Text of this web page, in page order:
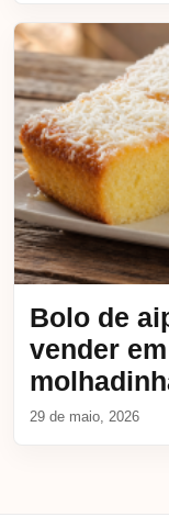
Bolo de
vender
29 de maio, 2026